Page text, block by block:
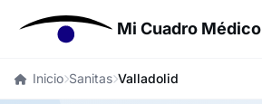
Mi Cuadro Médico
Inicio Sanitas Valladolid